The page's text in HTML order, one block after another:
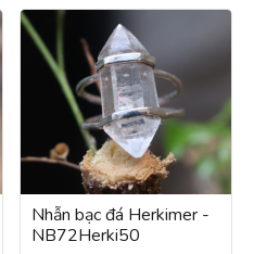
Nhẫn bạc đá Herkimer -
NB72Herki50